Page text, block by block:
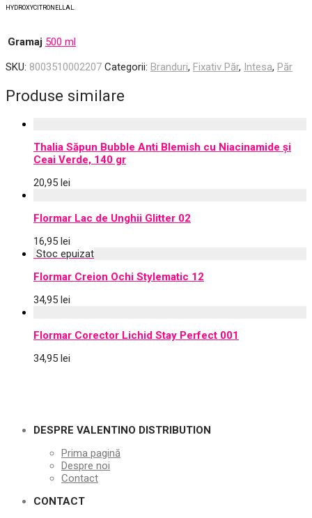
HYDROXYCITRONELLAL.
Gramaj 500 ml
SKU: 8003510002207 Categorii: Branduri, Fixativ Păr, Intesa, Păr
Produse similare
Thalia Săpun Bubble Anti Blemish cu Niacinamide și
Ceai Verde, 140 gr
20,95 lei
Flormar Lac de Unghii Glitter 02
16,95 lei
Flormar Creion Ochi Stylematic 12
34,95 lei
Flormar Corector Lichid Stay Perfect 001
34,95 lei
DESPRE VALENTINO DISTRIBUTION
Prima pagină
Despre noi
Contact
CONTACT